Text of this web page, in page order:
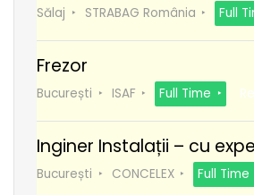
Sălaj
STRABAG România Full
Frezor
București ISAF Full Time
Inginer Instalații – cu
București CONCELEX Full Time